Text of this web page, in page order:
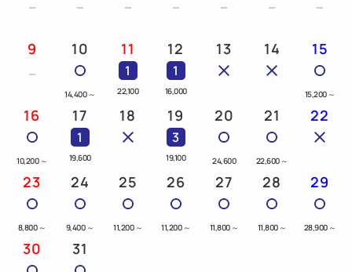
YouTubeやNetflixが視聴可能
※有料コンテンツの利用には、利用者個人で契約され
━━アクセス━━
・ＪＲ「広島駅」から車で５分
・リムジンバス発着所「広島バスセンター」から徒歩
８分
・山陽自動車道「広島ＩＣ」から車で３０分
9 10
14,400 ～
11
1
22,100
12
1
16,000
13 14 15
15,200 ～
16
10,200 ～
17
1
19,600
18 19
3
19,100
20
24,600
21
22,600 ～
22
23
8,800 ～
24
9,400 ～
25
11,200 ～
26
11,200 ～
27
11,800 ～
28
11,800 ～
29
28,900 ～
30 31